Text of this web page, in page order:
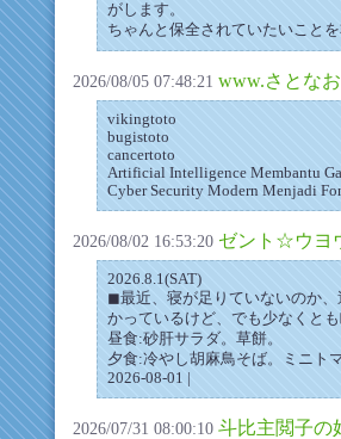
がします。
ちゃんと保全されていたいこと
2026/08/05 07:48:21 www.さとなお
vikingtoto
bugistoto
cancertoto
Artificial Intelligence Membantu
Cyber Security Modern Menjadi
2026/08/02 16:53:20 ゼント☆ウヨ
2026.8.1(SAT)
◼︎最近、寝が足りていないのか
かっているけど、でも少なくと
昼食:砂肝サラダ。草餅。
夕食:冷やし胡麻鳥そば。ミニト
2026-08-01 |
2026/07/31 08:00:10 斗比主閲子の